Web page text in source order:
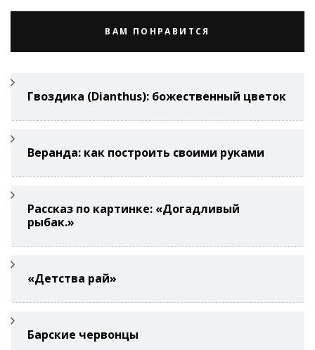
ВАМ ПОНРАВИТСЯ
Гвоздикa (Di­anthus): божественный цветок
Веранда: как построить своими руками
Рассказ по картинке: «Догадливый
рыбак.»
«Детства рай»
Барские червонцы